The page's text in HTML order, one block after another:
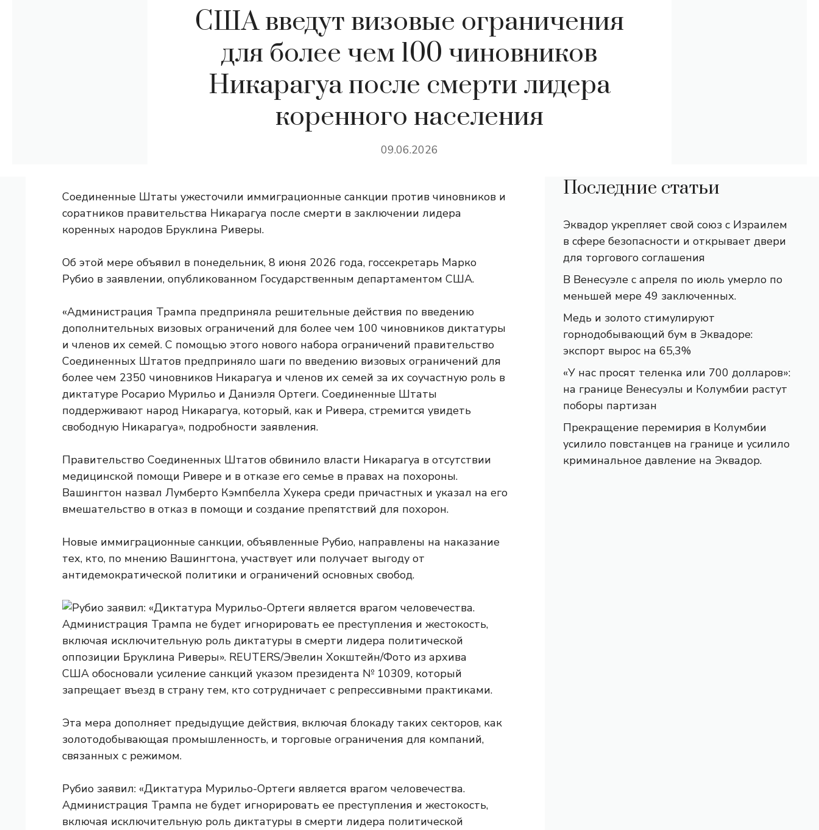
США введут визовые ограничения
для более чем 100 чиновников
Никарагуа после смерти лидера
коренного населения
09.06.2026
Соединенные Штаты ужесточили иммиграционные санкции против чиновников и
соратников правительства Никарагуа после смерти в заключении лидера
коренных народов Бруклина Риверы.
Об этой мере объявил в понедельник, 8 июня 2026 года, госсекретарь Марко
Рубио в заявлении, опубликованном Государственным департаментом США.
«Администрация Трампа предприняла решительные действия по введению
дополнительных визовых ограничений для более чем 100 чиновников диктатуры
и членов их семей. С помощью этого нового набора ограничений правительство
Соединенных Штатов предприняло шаги по введению визовых ограничений для
более чем 2350 чиновников Никарагуа и членов их семей за их соучастную роль в
диктатуре Росарио Мурильо и Даниэля Ортеги. Соединенные Штаты
поддерживают народ Никарагуа, который, как и Ривера, стремится увидеть
свободную Никарагуа», подробности заявления.
Правительство Соединенных Штатов обвинило власти Никарагуа в отсутствии
медицинской помощи Ривере и в отказе его семье в правах на похороны.
Вашингтон назвал Лумберто Кэмпбелла Хукера среди причастных и указал на его
вмешательство в отказ в помощи и создание препятствий для похорон.
Новые иммиграционные санкции, объявленные Рубио, направлены на наказание
тех, кто, по мнению Вашингтона, участвует или получает выгоду от
антидемократической политики и ограничений основных свобод.
США обосновали усиление санкций указом президента № 10309, который
запрещает въезд в страну тем, кто сотрудничает с репрессивными практиками.
Эта мера дополняет предыдущие действия, включая блокаду таких секторов, как
золотодобывающая промышленность, и торговые ограничения для компаний,
связанных с режимом.
Рубио заявил: «Диктатура Мурильо-Ортеги является врагом человечества.
Администрация Трампа не будет игнорировать ее преступления и жестокость,
включая исключительную роль диктатуры в смерти лидера политической
Последние статьи
Эквадор укрепляет свой союз с Израилем
в сфере безопасности и открывает двери
для торгового соглашения
В Венесуэле с апреля по июль умерло по
меньшей мере 49 заключенных.
Медь и золото стимулируют
горнодобывающий бум в Эквадоре:
экспорт вырос на 65,3%
«У нас просят теленка или 700 долларов»:
на границе Венесуэлы и Колумбии растут
поборы партизан
Прекращение перемирия в Колумбии
усилило повстанцев на границе и усилило
криминальное давление на Эквадор.